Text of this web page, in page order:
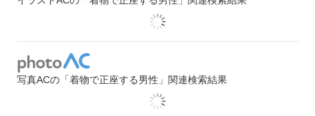
写真ACの「着物で正座する男性」関連検索結果